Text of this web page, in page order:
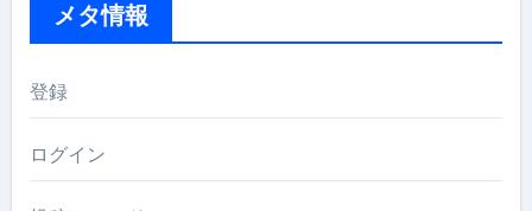
メタ情報
登録
ログイン